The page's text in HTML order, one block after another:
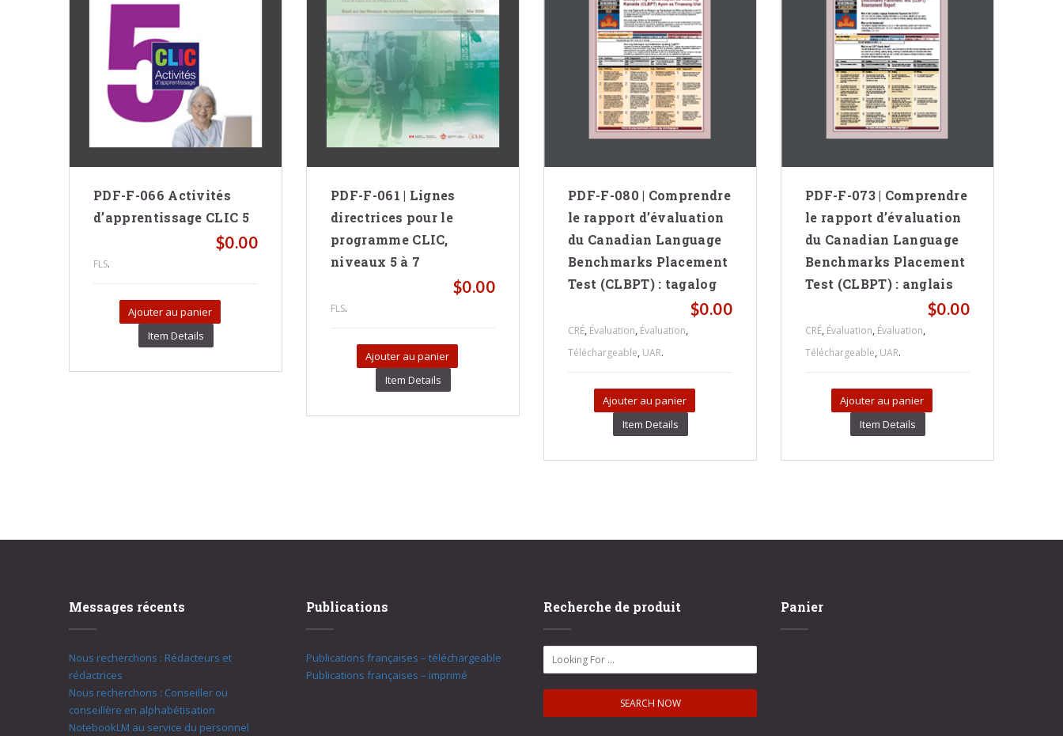
PDF-F-066 Activités
d’apprentissage CLIC 5
$0.00
FLS.
Ajouter au panier
Item Details
PDF-F-061 | Lignes
directrices pour le
programme CLIC,
niveaux 5 à 7
$0.00
FLS.
Ajouter au panier
Item Details
PDF-F-080 | Comprendre
le rapport d’évaluation
du Canadian Language
Benchmarks Placement
Test (CLBPT) : tagalog
$0.00
CRÉ, Évaluation, Évaluation,
Téléchargeable, UAR.
Ajouter au panier
Item Details
PDF-F-073 | Comprendre
le rapport d’évaluation
du Canadian Language
Benchmarks Placement
Test (CLBPT) : anglais
$0.00
CRÉ, Évaluation, Évaluation,
Téléchargeable, UAR.
Ajouter au panier
Item Details
Messages récents
Nous recherchons : Rédacteurs et
rédactrices
Nous recherchons : Conseiller ou
conseillère en alphabétisation
NotebookLM au service du personnel
Publications
Publications françaises – téléchargeable
Publications françaises – imprimé
Recherche de produit Panier